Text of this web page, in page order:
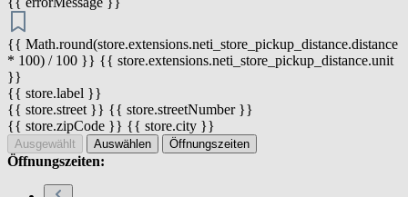
{{ Math.round(store.extensions.neti_store_pickup_distance.distance
* 100) / 100 }} {{ store.extensions.neti_store_pickup_distance.unit
}}
{{ store.label }}
{{ store.street }} {{ store.streetNumber }}
{{ store.zipCode }} {{ store.city }}
Ausgewählt Auswählen Öffnungszeiten
Öffnungszeiten: